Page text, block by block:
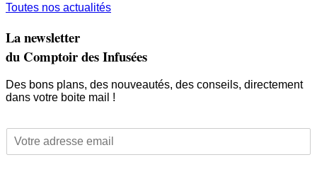
Toutes nos actualités
La newsletter
du Comptoir des Infusées
Des bons plans, des nouveautés, des conseils, directement
dans votre boite mail !
E
m
a